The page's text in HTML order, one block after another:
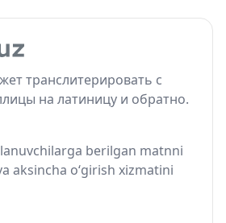
транслитерировать с
на латиницу и обратно.
berilgan matnni
aksincha o‘girish xizmatini